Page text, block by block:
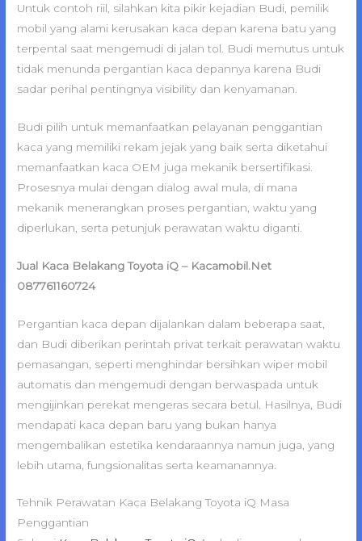
Untuk contoh riil, silahkan kita pikir kejadian Budi, pemilik
mobil yang alami kerusakan kaca depan karena batu yang
terpental saat mengemudi di jalan tol. Budi memutus untuk
tidak menunda pergantian kaca depannya karena Budi
sadar perihal pentingnya visibility dan kenyamanan.
Budi pilih untuk memanfaatkan pelayanan penggantian
kaca yang memiliki rekam jejak yang baik serta diketahui
memanfaatkan kaca OEM juga mekanik bersertifikasi.
Prosesnya mulai dengan dialog awal mula, di mana
mekanik menerangkan proses pergantian, waktu yang
diperlukan, serta petunjuk perawatan waktu diganti.
Jual Kaca Belakang Toyota iQ – Kacamobil.Net
087761160724
Pergantian kaca depan dijalankan dalam beberapa saat,
dan Budi diberikan perintah privat terkait perawatan waktu
pemasangan, seperti menghindar bersihkan wiper mobil
automatis dan mengemudi dengan berwaspada untuk
mengijinkan perekat mengeras secara betul. Hasilnya, Budi
mendapati kaca depan baru yang bukan hanya
mengembalikan estetika kendaraannya namun juga, yang
lebih utama, fungsionalitas serta keamanannya.
Tehnik Perawatan Kaca Belakang Toyota iQ Masa
Penggantian